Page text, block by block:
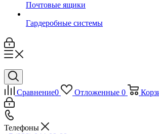
Почтовые ящики
Гардеробные системы
Сравнение0 Отложенные 0
Телефоны